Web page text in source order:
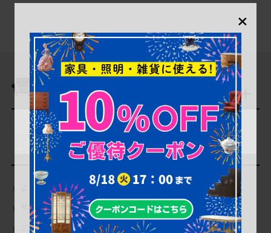
商品を探す
ご利用ガイド
よくあるご質問（Q＆A）
当店の商品について
サイトの使い方について
会員登録・特典について
ご注文について
お支払いについて
×